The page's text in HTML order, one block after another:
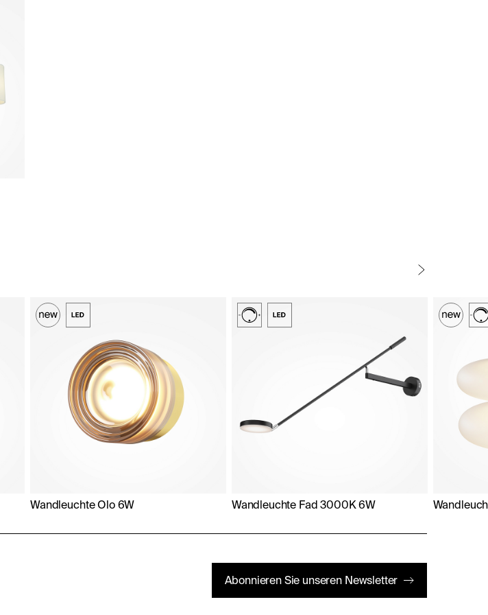
Wandleuchte Olo 6W Wandleuchte Fad 3000K 6W
Abonnieren Sie unseren Newsletter